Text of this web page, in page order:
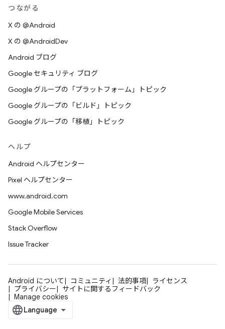
つながる
X の @Android
X の @AndroidDev
Android ブログ
Google セキュリティ ブログ
Google グループの「プラットフォーム」トピック
Google グループの「ビルド」トピック
Google グループの「移植」トピック
ヘルプ
Android ヘルプセンター
Pixel ヘルプセンター
www.android.com
Google Mobile Services
Stack Overflow
Issue Tracker
Android について コミュニティ 法的事項
ライセンス
プライバシー
サイトに関するフィードバック
Manage cookies